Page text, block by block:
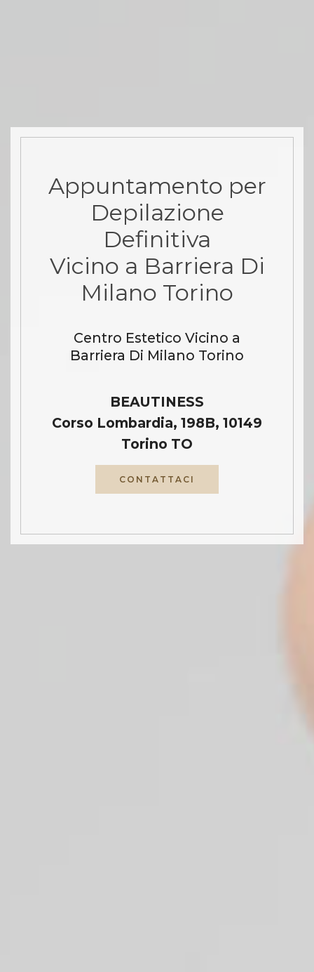
Appuntamento per
Depilazione
Definitiva
Vicino a Barriera Di
Milano Torino
Centro Estetico Vicino a
Barriera Di Milano Torino
BEAUTINESS
Corso Lombardia, 198B, 10149
Torino TO
CONTATTACI